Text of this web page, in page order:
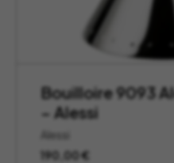
Bouilloire 9093
– Alessi
Alessi
190,00€